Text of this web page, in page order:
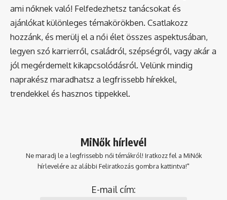
ami nőknek való! Felfedezhetsz tanácsokat és
ajánlókat különleges témakörökben. Csatlakozz
hozzánk, és merülj el a női élet összes aspektusában,
legyen szó karrierről, családról, szépségről, vagy akár a
jól megérdemelt kikapcsolódásról. Velünk mindig
naprakész maradhatsz a legfrissebb hírekkel,
trendekkel és hasznos tippekkel.
MiNők hírlevél
Ne maradj le a legfrissebb női témákról! Iratkozz fel a MiNők
hírlevelére az alábbi Feliratkozás gombra kattintva!"
E-mail cím: